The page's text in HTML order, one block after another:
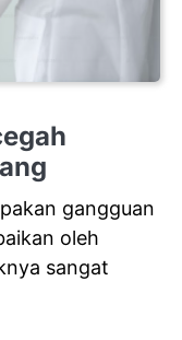
gangguan
oleh
sangat